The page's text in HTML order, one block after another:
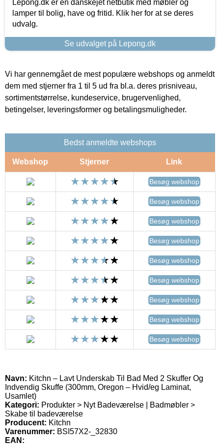
Lepong.dk er en danskejet netbutik med møbler og
lamper til bolig, have og fritid. Klik her for at se deres
udvalg.
Se udvalget på Lepong.dk
Vi har gennemgået de mest populære webshops og anmeldt
dem med stjerner fra 1 til 5 ud fra bl.a. deres prisniveau,
sortimentstørrelse, kundeservice, brugervenlighed,
betingelser, leveringsformer og betalingsmuligheder.
Bedst anmeldte webshops
Webshop Stjerner Link
Besøg webshop
Besøg webshop
Besøg webshop
Besøg webshop
Besøg webshop
Besøg webshop
Besøg webshop
Besøg webshop
Besøg webshop
Navn: Kitchn – Lavt Underskab Til Bad Med 2 Skuffer Og
Indvendig Skuffe (300mm, Oregon – Hvid/eg Laminat,
Usamlet)
Kategori: Produkter > Nyt Badeværelse | Badmøbler >
Skabe til badeværelse
Producent: Kitchn
Varenummer: BSI57X2-_32830
EAN: